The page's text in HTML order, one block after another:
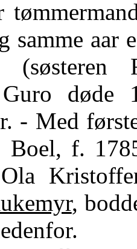
samme aar
døde
- Med
Boel, f.
,